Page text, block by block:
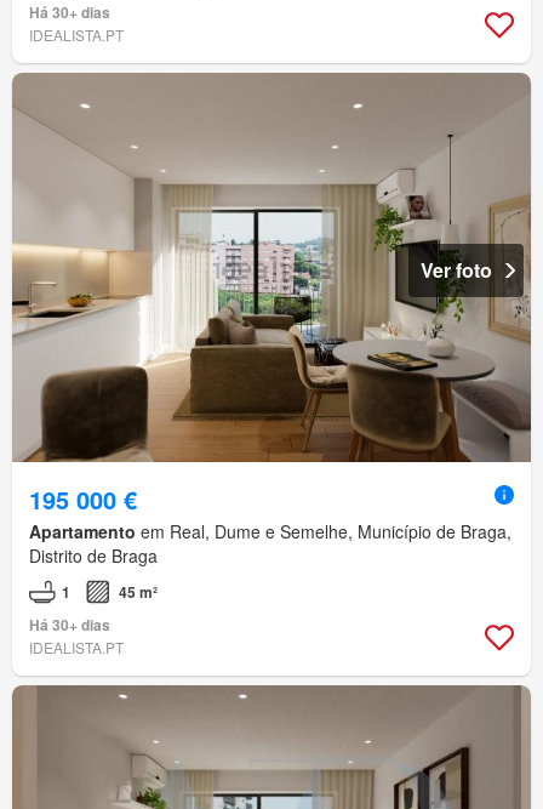
Há 30+ dias
IDEALISTA.PT
Ver foto
195 000 €
Apartamento em Real, Dume e Semelhe, Município de Braga,
Distrito de Braga
1
45 m²
Há 30+ dias
IDEALISTA.PT